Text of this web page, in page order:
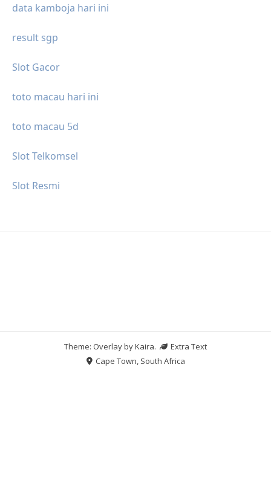
data kamboja hari ini
result sgp
Slot Gacor
toto macau hari ini
toto macau 5d
Slot Telkomsel
Slot Resmi
Theme: Overlay byKaira.
Extra Text
Cape Town, South Africa